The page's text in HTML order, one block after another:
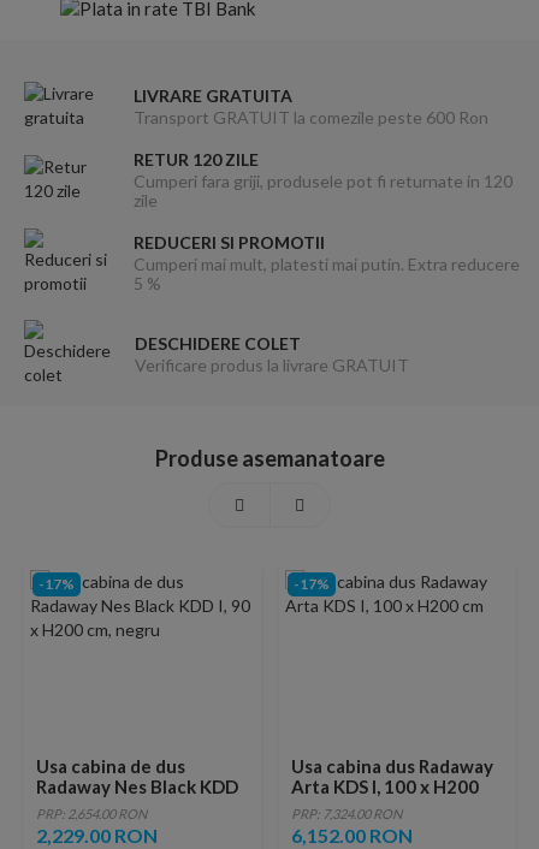
LIVRARE GRATUITA
Transport GRATUIT la comezile peste 600 Ron
RETUR 120 ZILE
Cumperi fara griji, produsele pot fi returnate in 120
zile
REDUCERI SI PROMOTII
Cumperi mai mult, platesti mai putin. Extra reducere
5 %
DESCHIDERE COLET
Verificare produs la livrare GRATUIT
Produse asemanatoare
-17%
Usa cabina de dus
Radaway Nes Black KDD
I, 90 x H200 cm, negru
PRP: 2,654.00 RON
2,229.00 RON
-17%
Usa cabina dus Radaway
Arta KDS I, 100 x H200
cm
PRP: 7,324.00 RON
6,152.00 RON